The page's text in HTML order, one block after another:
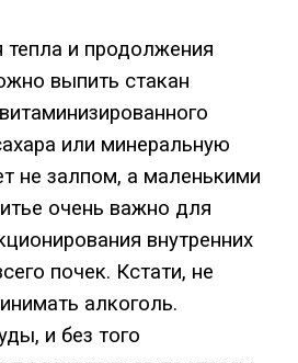
тепла и продолжения
выпить стакан
витаминизированного
или минеральную
не залпом, а маленькими
очень важно для
внутренних
почек. Кстати, не
алкоголь.
, и без того